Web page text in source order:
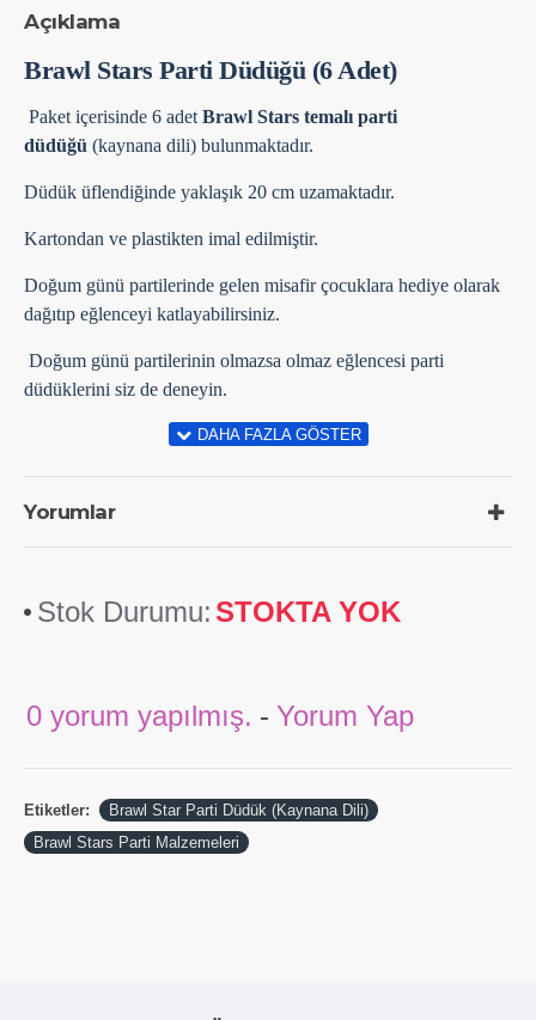
Açıklama
Brawl Stars Parti Düdüğü (6 Adet)
Paket içerisinde 6 adet Brawl Stars temalı parti
düdüğü (kaynana dili) bulunmaktadır.
Düdük üflendiğinde yaklaşık 20 cm uzamaktadır.
Kartondan ve plastikten imal edilmiştir.
Doğum günü partilerinde gelen misafir çocuklara hediye olarak
dağıtıp eğlenceyi katlayabilirsiniz.
Doğum günü partilerinin olmazsa olmaz eğlencesi parti
düdüklerini siz de deneyin.
Yorumlar
Stok Durumu:STOKTA YOK
0 yorum yapılmış. - Yorum Yap
Etiketler:
Brawl Star Parti Düdük (Kaynana Dili)
Brawl Stars Parti Malzemeleri